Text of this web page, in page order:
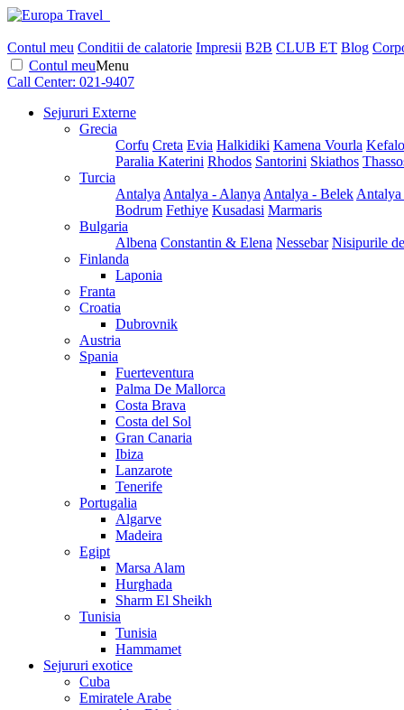
Contul meu Conditii de calatorie Impresii B2B CLUB ET Blog
Contul meuMenu
Call Center: 021-9407
Sejururi Externe
Grecia
Corfu Creta Evia Halkidiki Kamena Vourla
Paralia Katerini Rhodos Santorini Skiathos
Turcia
Antalya Antalya - Alanya Antalya - Belek
Bodrum Fethiye Kusadasi Marmaris
Bulgaria
Albena Constantin & Elena Nessebar Nisipurile
Finlanda
Laponia
Franta
Croatia
Dubrovnik
Austria
Spania
Fuerteventura
Palma De Mallorca
Costa Brava
Costa del Sol
Gran Canaria
Ibiza
Lanzarote
Tenerife
Portugalia
Algarve
Madeira
Egipt
Marsa Alam
Hurghada
Sharm El Sheikh
Tunisia
Tunisia
Hammamet
Sejururi exotice
Cuba
Emiratele Arabe